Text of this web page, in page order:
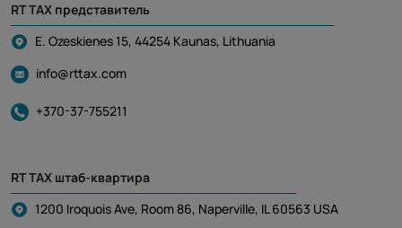
RT TAX представитель
E. Ozeskienes 15, 44254 Kaunas, Lithuania
info@rttax.com
+370-37-755211
RT TAX штаб-квартира
1200 Iroquois Ave, Room 86, Naperville, IL 60563 USA